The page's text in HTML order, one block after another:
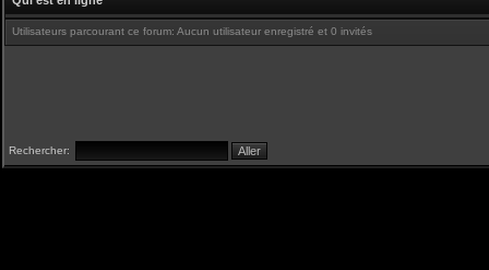
Utilisateurs parcourant ce forum: Aucun utilisateur enregistré et 0 invités
Rechercher: